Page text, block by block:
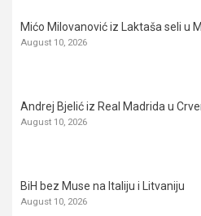
Mićo Milovanović iz Laktaša seli u
August 10, 2026
Andrej Bjelić iz Real Madrida u
August 10, 2026
BiH bez Muse na Italiju i Litvaniju
August 10, 2026